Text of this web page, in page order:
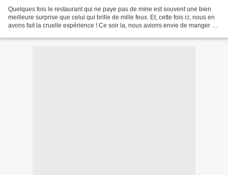
Quelques fois le restaurant qui ne paye pas de mine est souvent une bien
meilleure surprise que celui qui brille de mille feux. Et, cette fois ci, nous en
avons fait la cruelle expérience ! Ce soir la, nous avions envie de manger un